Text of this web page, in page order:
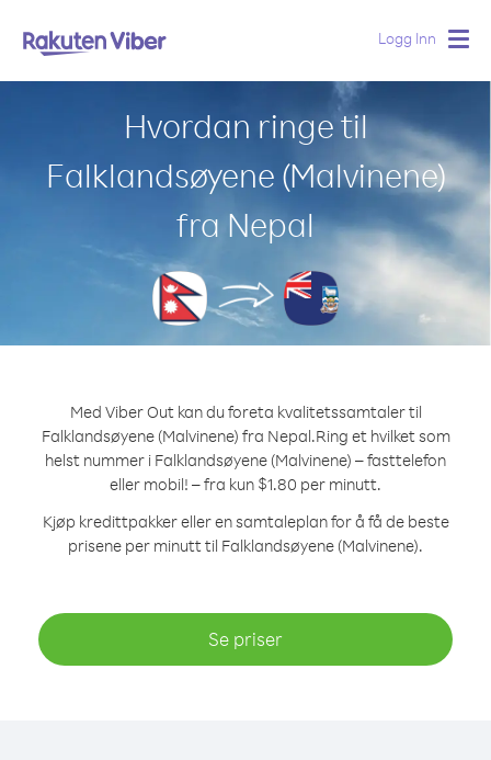
Logg Inn
Hvordan ringe til
Falklandsøyene (Malvinene)
fra Nepal
Med Viber Out kan du foreta kvalitetssamtaler til
Falklandsøyene (Malvinene) fra Nepal.Ring et hvilket som
helst nummer i Falklandsøyene (Malvinene) – fasttelefon
eller mobil! – fra kun $1.80 per minutt.
Kjøp kredittpakker eller en samtaleplan for å få de beste
prisene per minutt til Falklandsøyene (Malvinene).
Se priser